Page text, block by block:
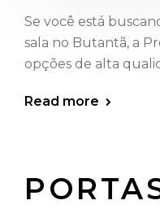
Se você está
sala no Butantã, a
opções de alta
Read more